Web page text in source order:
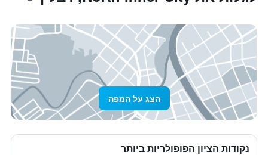
הצג על המפה
נקודות הציון הפופולריות ביותר